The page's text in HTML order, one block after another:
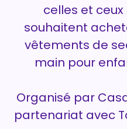
celles et ceux
souhaitent
vêtements de
main pour
Organisé par
partenariat avec